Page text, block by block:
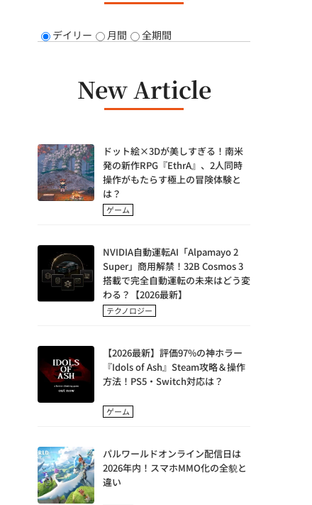
デイリー 月間 全期間
New Article
ドット絵×3Dが美しすぎる！南米
発の新作RPG『EthrA』、2人同時
操作がもたらす極上の冒険体験と
は？
ゲーム
NVIDIA自動運転AI「Alpamayo 2
Super」商用解禁！32B Cosmos 3
搭載で完全自動運転の未来はどう変
わる？【2026最新】
テクノロジー
【2026最新】評価97%の神ホラー
『Idols of Ash』Steam攻略＆操作
方法！PS5・Switch対応は？
ゲーム
パルワールドオンライン配信日は
2026年内！スマホMMO化の全貌と
違い